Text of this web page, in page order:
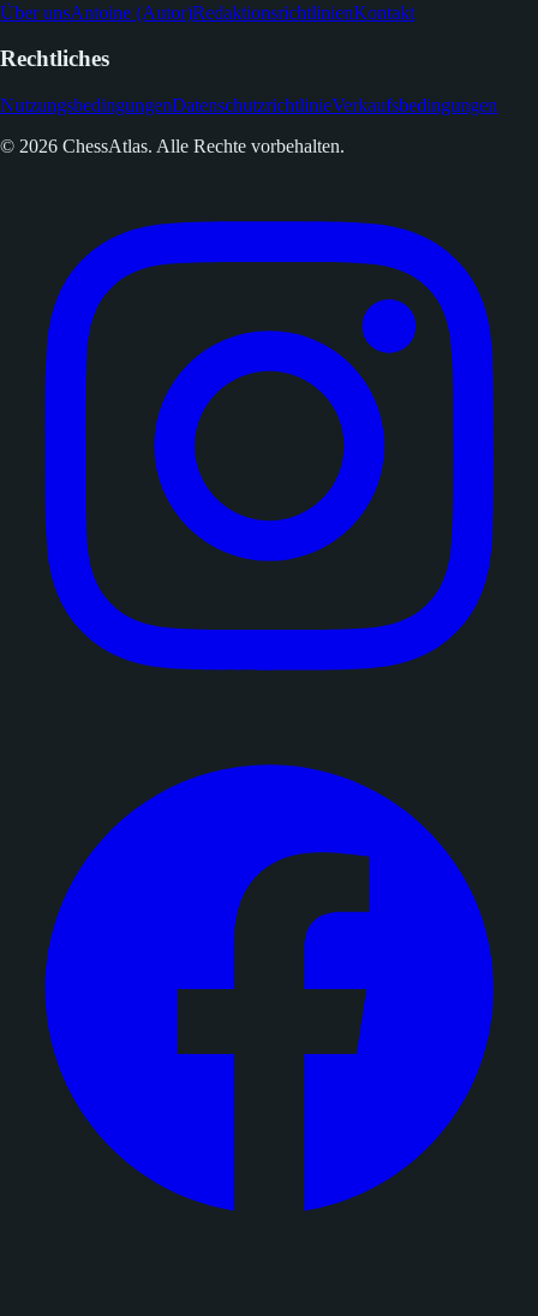
Über unsAntoine (Autor)RedaktionsrichtlinienKontakt
Rechtliches
NutzungsbedingungenDatenschutzrichtlinieVerkaufsbedingungen
© 2026 ChessAtlas. Alle Rechte vorbehalten.